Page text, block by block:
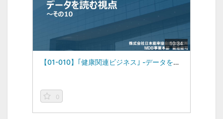
10:34
【01-010】｢健康関連ビジネス｣ -データを読む視点vol.10-（2023/03/27）
0